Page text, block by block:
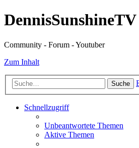
DennisSunshineTV
Community - Forum - Youtuber
Zum Inhalt
Suche
Schnellzugriff
Unbeantwortete Themen
Aktive Themen